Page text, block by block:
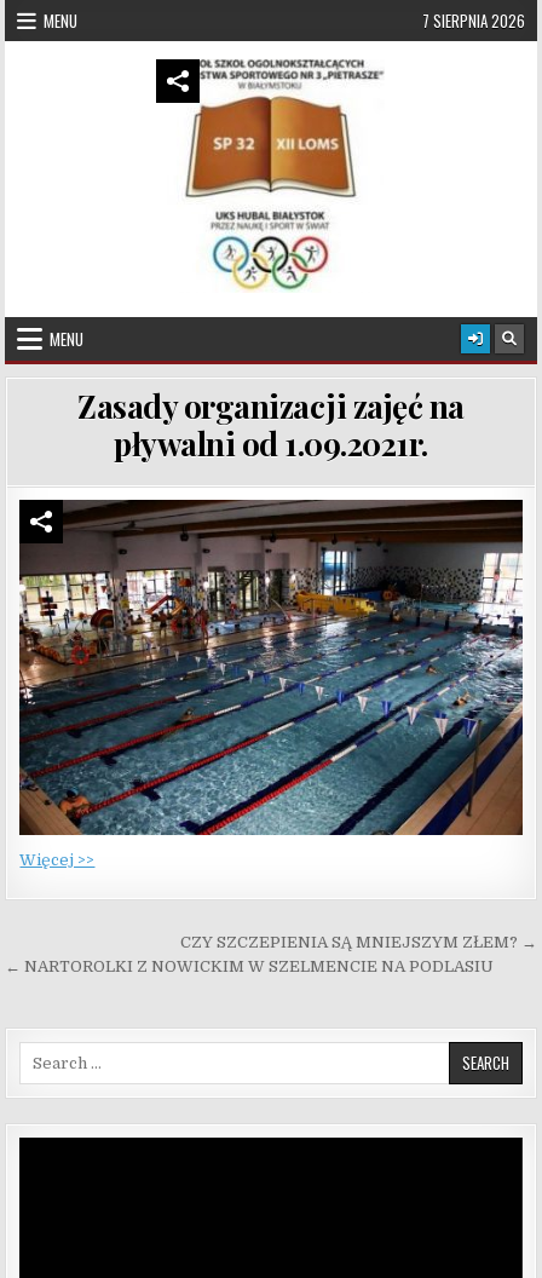
Skip to content
MENU 7 SIERPNIA 2026
UKS Hubal Białystok
MENU
Zasady organizacji zajęć na
pływalni od 1.09.2021r.
Więcej >>
Nawigacja wpisuCZY SZCZEPIENIA SĄ MNIEJSZYM ZŁEM? →
← NARTOROLKI Z NOWICKIM W SZELMENCIE NA PODLASIU